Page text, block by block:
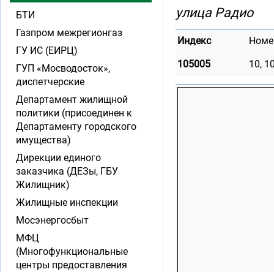
улица Радио
Индекс
105005
10,
БТИ
Газпром межрегионгаз
ГУ ИС (ЕИРЦ)
ГУП «Мосводосток»,
диспетчерские
Департамент жилищной
политики (присоединен к
Департаменту городского
имущества)
Дирекции единого
заказчика (ДЕЗы, ГБУ
Жилищник)
Жилищные инспекции
Мосэнергосбыт
МФЦ
(Многофункциональные
центры предоставления